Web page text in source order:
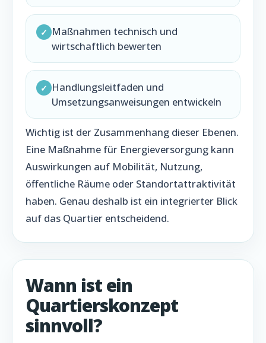
✓ Maßnahmen technisch und
wirtschaftlich bewerten
✓ Handlungsleitfaden und
Umsetzungsanweisungen entwickeln
Wichtig ist der Zusammenhang dieser Ebenen.
Eine Maßnahme für Energieversorgung kann
Auswirkungen auf Mobilität, Nutzung,
öffentliche Räume oder Standortattraktivität
haben. Genau deshalb ist ein integrierter Blick
auf das Quartier entscheidend.
Wann ist ein
Quartierskonzept
sinnvoll?